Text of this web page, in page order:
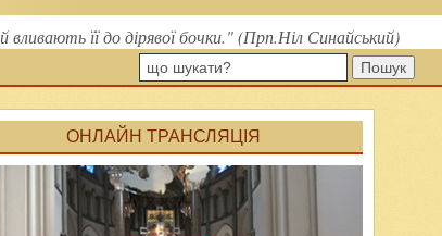
її до дірявої бочки." (Прп.Ніл Синайський)
Пошук
ОНЛАЙН ТРАНСЛЯЦІЯ